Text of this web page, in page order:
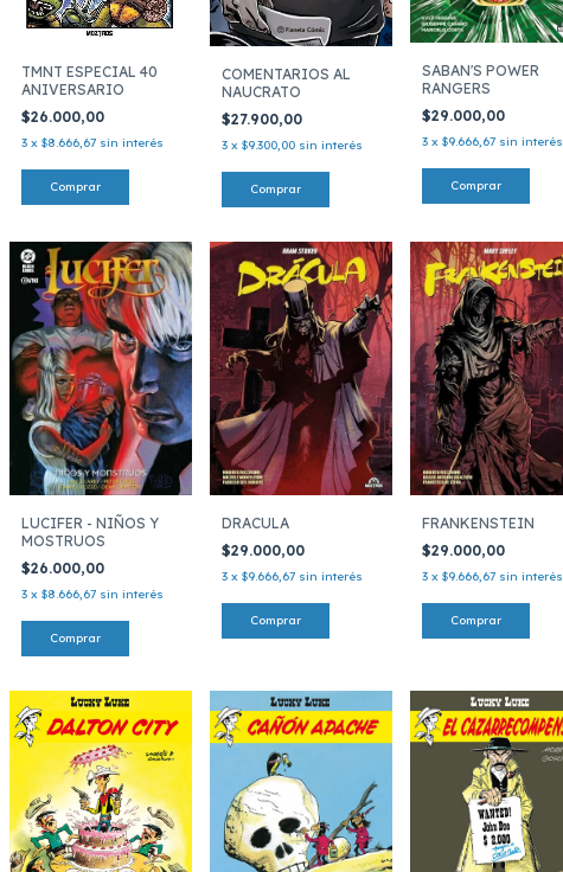
TMNT ESPECIAL 40
ANIVERSARIO
$26.000,00
3 x $8.666,67 sin interés
COMENTARIOS AL
NAUCRATO
$27.900,00
3 x $9.300,00 sin interés
SABAN'S POWER
RANGERS
$29.000,00
3 x $9.666,67 sin interés
LUCIFER - NIÑOS Y
MOSTRUOS
$26.000,00
3 x $8.666,67 sin interés
DRACULA
$29.000,00
3 x $9.666,67 sin interés
FRANKENSTEIN
$29.000,00
3 x $9.666,67 sin interés